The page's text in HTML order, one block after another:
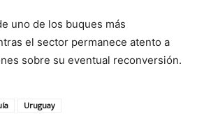
uno de los buques más
el sector permanece atento a
sobre su eventual reconversión.
Uruguay